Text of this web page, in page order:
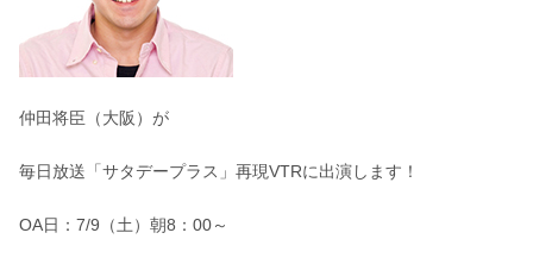
仲田将臣（大阪）が
毎日放送「サタデープラス」再現VTRに出演します！
OA日：7/9（土）朝8：00～